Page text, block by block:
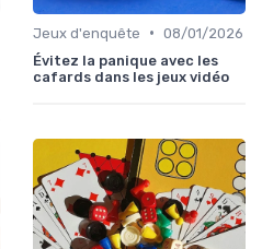
Jeux d'enquête • 08/01/2026
Évitez la panique avec les
cafards dans les jeux vidéo